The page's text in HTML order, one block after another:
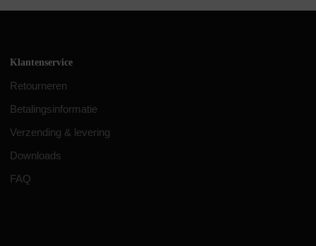
Klantenservice
Retourneren
Betalingsinformatie
Verzending & levering
Downloads
FAQ